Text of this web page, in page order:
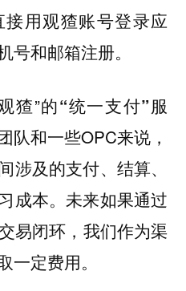
用观猹账号登录应
号和邮箱注册。
猹”的“统一支付”服
队和一些OPC来说，
涉及的支付、结算、
成本。未来如果通过
易闭环，我们作为渠
一定费用。